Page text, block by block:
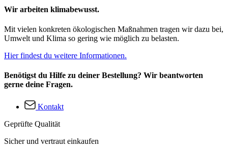
Wir arbeiten klimabewusst.
Mit vielen konkreten ökologischen Maßnahmen tragen wir dazu bei,
Umwelt und Klima so gering wie möglich zu belasten.
Hier findest du weitere Informationen.
Benötigst du Hilfe zu deiner Bestellung? Wir beantworten
gerne deine Fragen.
Kontakt
Geprüfte Qualität
Sicher und vertraut einkaufen